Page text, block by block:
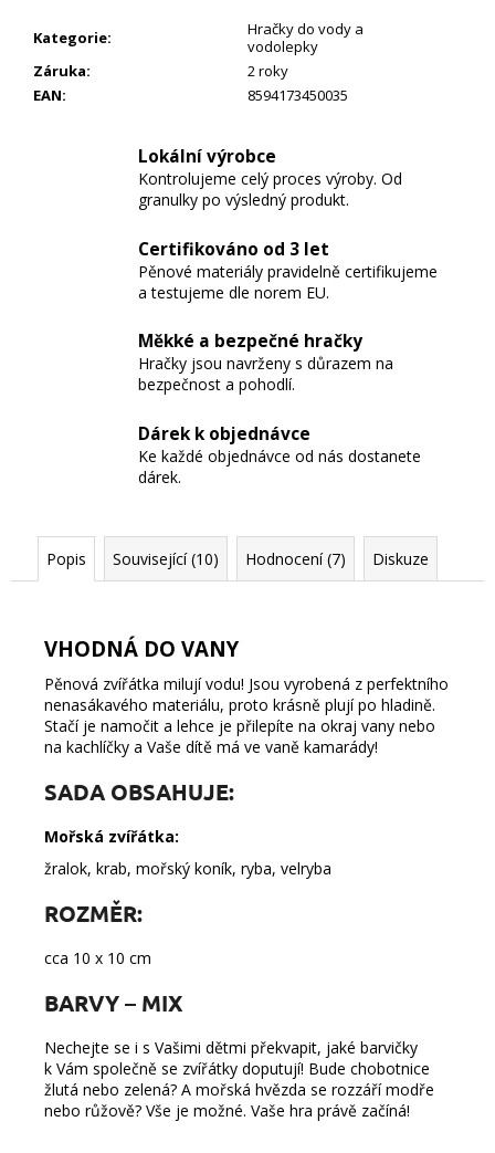
Kategorie:
Hračky do vody a
vodolepky
Záruka:
2 roky
EAN: 8594173450035
Lokální výrobce
Kontrolujeme celý proces výroby. Od
granulky po výsledný produkt.
Certifikováno od 3 let
Pěnové materiály pravidelně certifikujeme
a testujeme dle norem EU.
Měkké a bezpečné hračky
Hračky jsou navrženy s důrazem na
bezpečnost a pohodlí.
Dárek k objednávce
Ke každé objednávce od nás dostanete
dárek.
Popis Související (10) Hodnocení (7) Diskuze
VHODNÁ DO VANY
Pěnová zvířátka milují vodu! Jsou vyrobená z perfektního
nenasákavého materiálu, proto krásně plují po hladině.
Stačí je namočit a lehce je přilepíte na okraj vany nebo
na kachlíčky a Vaše dítě má ve vaně kamarády!
SADA OBSAHUJE:
Mořská zvířátka:
žralok, krab, mořský koník, ryba, velryba
ROZMĚR:
cca 10 x 10 cm
BARVY – MIX
Nechejte se i s Vašimi dětmi překvapit, jaké barvičky
k Vám společně se zvířátky doputují! Bude chobotnice
žlutá nebo zelená? A mořská hvězda se rozzáří modře
nebo růžově? Vše je možné. Vaše hra právě začíná!